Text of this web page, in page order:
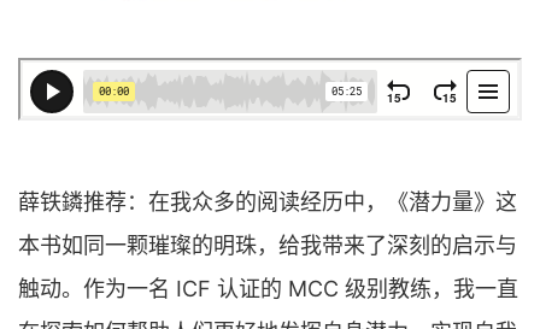
薛铁鏻推荐：在我众多的阅读经历中，《潜力量》这
本书如同一颗璀璨的明珠，给我带来了深刻的启示与
触动。作为一名 ICF 认证的 MCC 级别教练，我一直